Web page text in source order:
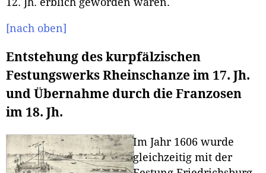
12. Jh. erblich geworden waren.
[nach oben]
Entstehung des kurpfälzischen
Festungswerks Rheinschanze im 17. Jh.
und Übernahme durch die Franzosen
im 18. Jh.
Im Jahr 1606 wurde
gleichzeitig mit der